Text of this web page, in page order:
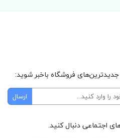
فروشگاه باخبر شوید:
اجتماعی دنبال کنید.